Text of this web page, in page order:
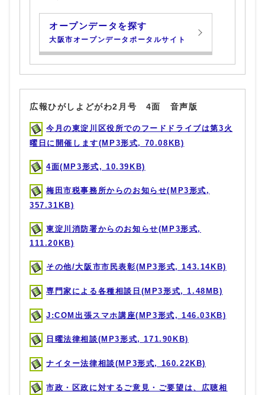
オープンデータを探す
大阪市オープンデータポータルサイト
広報ひがしよどがわ2月号 4面 音声版
今月の東淀川区役所でのフードドライブは第3火
曜日に開催します(MP3形式, 70.08KB)
4面(MP3形式, 10.39KB)
梅田市税事務所からのお知らせ(MP3形式,
357.31KB)
東淀川消防署からのお知らせ(MP3形式,
111.20KB)
その他/大阪市市民表彰(MP3形式, 143.14KB)
専門家による各種相談日(MP3形式, 1.48MB)
J:COM出張スマホ講座(MP3形式, 146.03KB)
日曜法律相談(MP3形式, 171.90KB)
ナイター法律相談(MP3形式, 160.22KB)
市政・区政に対するご意見・ご要望は、広聴相